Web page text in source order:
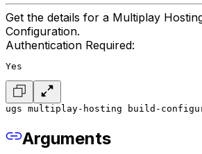
Get the details for a Multiplay
Configuration.
Authentication Required:
Yes
ugs multiplay-hosting build-
Arguments